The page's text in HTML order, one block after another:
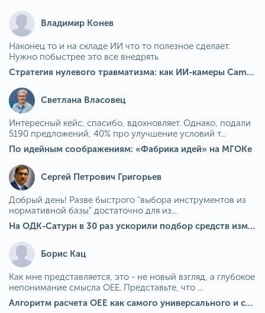
Владимир Конев
Наконец то и на складе ИИ что то полезное сделает.
Нужно побыстрее это все внедрять
Стратегия нулевого травматизма: как ИИ-камеры Camkord снижают риск наезда на пешехода при работе на погрузчике
Светлана Власовец
Интересный кейс, спасибо, вдохновляет. Однако, подали
5190 предложений, 40% про улучшение условий т...
По идейным соображениям: «Фабрика идей» на МГОКе
Сергей Петрович Григорьев
Добрый день! Разве быстрого "выбора инструментов из
нормативной базы" достаточно для из...
На ОДК-Сатурн в 30 раз ускорили подбор средств измерения для контроля качества продукции
Борис Кац
Как мне представляется, это - не новый взгляд, а глубокое
непонимание смысла OEE. Представьте, что ...
Алгоритм расчета ОЕЕ как самого универсального и современного показателя эффективности оборудования в мире